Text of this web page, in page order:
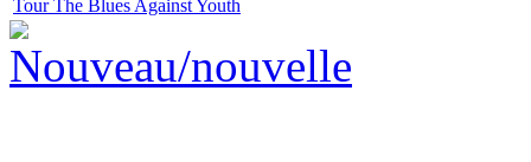
Tour The Blues Against Youth